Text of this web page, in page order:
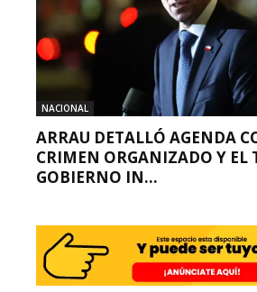
NACIONAL
ARRAU DETALLÓ AGENDA
CRIMEN ORGANIZADO Y EL
GOBIERNO IN...